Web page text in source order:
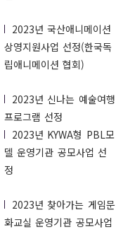
2023년 국산애니메이션
상영지원사업 선정(한국독
립애니메이션 협회)
2023년 신나는 예술여행
프로그램 선정
2023년 KYWA형 PBL모
델 운영기관 공모사업 선
정
2023년 찾아가는 게임문
화교실 운영기관 공모사업